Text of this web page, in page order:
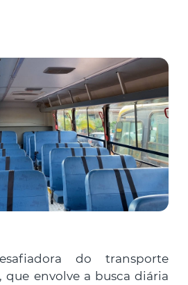
do transporte
que envolve a busca diária